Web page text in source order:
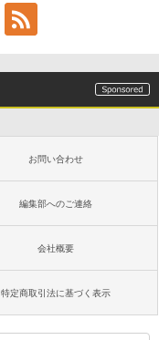
お問い合わせ
編集部へのご連絡
会社概要
特定商取引法に基づく表示